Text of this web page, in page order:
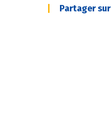
Partager sur